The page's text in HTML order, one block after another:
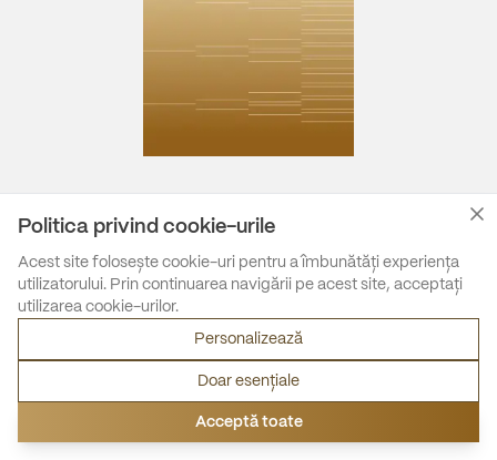
Politica privind cookie-urile
Acest site folosește cookie-uri pentru a îmbunătăți experiența
utilizatorului. Prin continuarea navigării pe acest site, acceptați
utilizarea cookie-urilor.
Personalizează
Doar esențiale
Acceptă toate